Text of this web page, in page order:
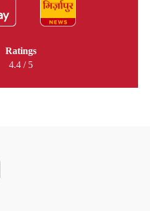
Ratings
4.4 / 5